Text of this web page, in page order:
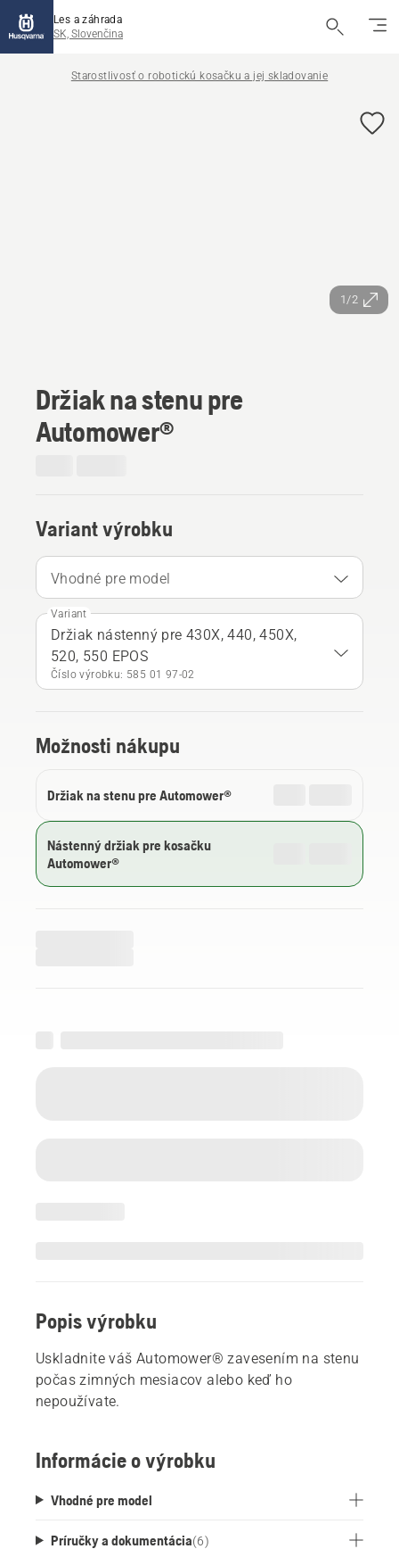
Les a záhrada
SK, Slovenčina
Starostlivosť o robotickú kosačku a jej skladovanie
1/2
Držiak na stenu pre
Automower®
Variant výrobku
Vhodné pre model
Variant
Držiak nástenný pre 430X, 440, 450X,
520, 550 EPOS
Číslo výrobku: 585 01 97‑02
Možnosti nákupu
Držiak na stenu pre Automower®
Nástenný držiak pre kosačku
Automower®
Popis výrobku
Uskladnite váš Automower® zavesením na stenu
počas zimných mesiacov alebo keď ho
nepoužívate.
Informácie o výrobku
Vhodné pre model
Príručky a dokumentácia(6)